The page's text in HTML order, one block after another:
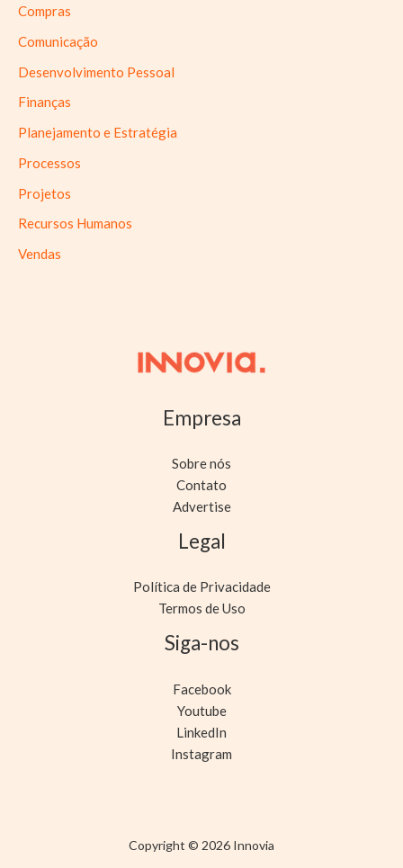
Compras
Comunicação
Desenvolvimento Pessoal
Finanças
Planejamento e Estratégia
Processos
Projetos
Recursos Humanos
Vendas
Empresa
Sobre nós
Contato
Advertise
Legal
Política de Privacidade
Termos de Uso
Siga-nos
Facebook
Youtube
LinkedIn
Instagram
Copyright © 2026 Innovia